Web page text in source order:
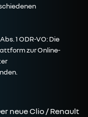
1 ODR-VO: Die
zur Online-
neue Clio /Renault